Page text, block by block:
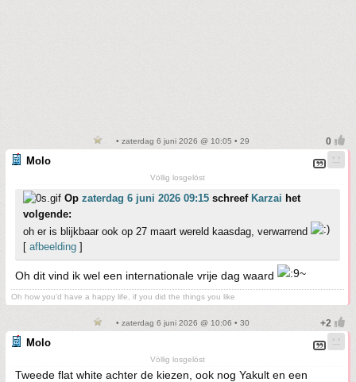
• zaterdag 6 juni 2026 @ 10:05 • 29
Molo
Völlig losgelöst
Op zaterdag 6 juni 2026 09:15 schreef Karzai het
volgende:
oh er is blijkbaar ook op 27 maart wereld kaasdag, verwarrend
[ afbeelding ]
Oh dit vind ik wel een internationale vrije dag waard
Oh how you'd have a happy life, if you did the things you like
• zaterdag 6 juni 2026 @ 10:06 • 30
Molo
Völlig losgelöst
Tweede flat white achter de kiezen, ook nog Yakult en een